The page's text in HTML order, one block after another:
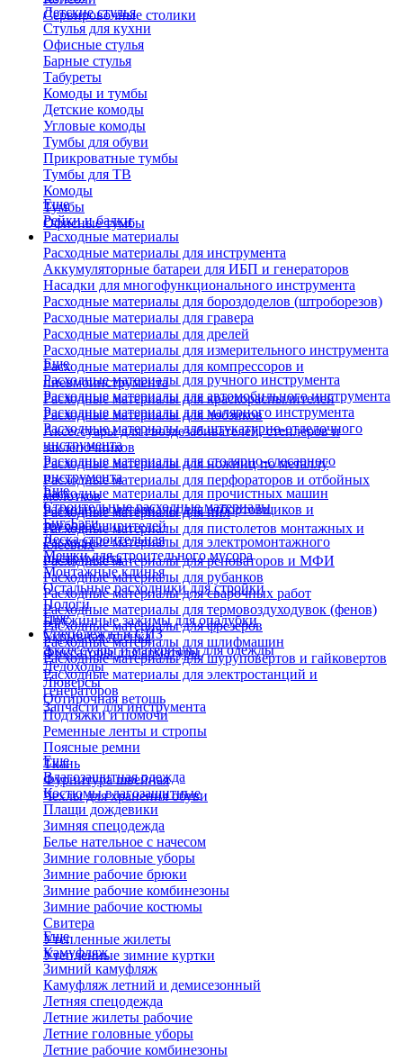
Сервировочные столики
Детские стулья
Стулья для кухни
Офисные стулья
Барные стулья
Табуреты
Комоды и тумбы
Детские комоды
Угловые комоды
Тумбы для обуви
Прикроватные тумбы
Тумбы для ТВ
Комоды
Тумбы
Офисные тумбы
Еще
Рейки и балки
Расходные материалы
Расходные материалы для инструмента
Аккумуляторные батареи для ИБП и генераторов
Насадки для многофункционального инструмента
Расходные материалы для бороздоделов (штроборезов)
Расходные материалы для гравера
Расходные материалы для дрелей
Расходные материалы для измерительного инструмента
Расходные материалы для компрессоров и
пневмоинструмента
Расходные материалы для краскораспылителей
Расходные материалы для лобзиков
Аксессуары для гвоздезабивателей, степлеров и
заклепочников
Расходные материалы для ножниц по металлу
Расходные материалы для перфораторов и отбойных
молотков
Расходные материалы для пил
Расходные материалы для пистолетов монтажных и
клеевых
Расходные материалы для реноваторов и МФИ
Расходные материалы для рубанков
Расходные материалы для сварочных работ
Расходные материалы для термовоздуходувок (фенов)
Расходные материалы для фрезеров
Расходные материалы для шлифмашин
Расходные материалы для шуруповертов и гайковертов
Расходные материалы для электростанций и
генераторов
Запчасти для инструмента
Еще
Расходные материалы для ручного инструмента
Расходные материалы для автомобильного инструмента
Расходные материалы для малярного инструмента
Расходные материалы для штукатурно-отделочного
инструмента
Расходные материалы для столярно-слесарного
инструмента
Расходные материалы для прочистных машин
Расходные материалы для отбортовщиков и
труборасширителей
Расходные материалы для электромонтажного
инструмента
Еще
Строительные расходные материалы
Биг-Бэги
Леска строительная
Мешки для строительного мусора
Монтажные клинья
Остальные расходники для стройки
Пологи
Пружинные зажимы для опалубки
Укрывная пленка
Фиксаторы для арматуры
Еще
Спецодежда и СИЗ
Аксессуары и материалы для одежды
Ледоходы
Люверсы
Обтирочная ветошь
Подтяжки и помочи
Ременные ленты и стропы
Поясные ремни
Ткань
Фурнитура швейная
Чехлы для хранения обуви
Еще
Влагозащитная одежда
Костюмы влагозащитные
Плащи дождевики
Зимняя спецодежда
Белье нательное с начесом
Зимние головные уборы
Зимние рабочие брюки
Зимние рабочие комбинезоны
Зимние рабочие костюмы
Свитера
Утепленные жилеты
Утепленные зимние куртки
Еще
Камуфляж
Зимний камуфляж
Камуфляж летний и демисезонный
Летняя спецодежда
Летние жилеты рабочие
Летние головные уборы
Летние рабочие комбинезоны